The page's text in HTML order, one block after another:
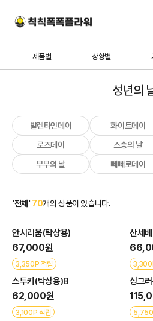
제품별 상황별
성년의
발렌타인데이 화이트데이
로즈데이
스승의 날
부부의 날
빼빼로데이
'전체' 70개의 상품이 있습니다.
안시리움(탁상용)
67,000원
3,350P 적립
산세
스투키(탁상용)B
62,000원
3,100P 적립
싱그